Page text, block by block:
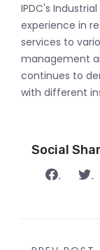
IPDC's
experience in
services to
management
continues to
with different
Social